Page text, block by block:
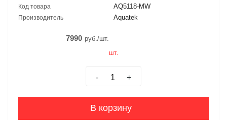
Код товара AQ5118-MW
Производитель Aquatek
7990 руб./шт.
шт.
- +
В корзину